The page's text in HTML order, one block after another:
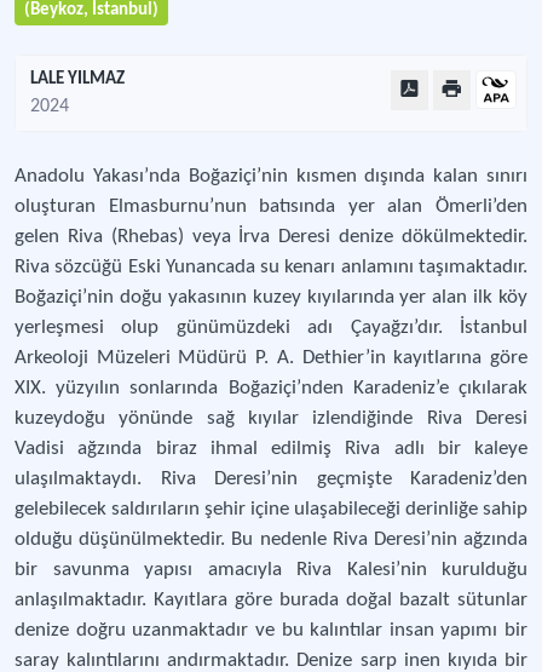
(Beykoz, İstanbul)
LALE YILMAZ
2024
Anadolu Yakası’nda Boğaziçi’nin kısmen dışında kalan sınırı
oluşturan Elmasburnu’nun batısında yer alan Ömerli’den
gelen Riva (Rhebas) veya İrva Deresi denize dökülmektedir.
Riva sözcüğü Eski Yunancada su kenarı anlamını taşımaktadır.
Boğaziçi’nin doğu yakasının kuzey kıyılarında yer alan ilk köy
yerleşmesi olup günümüzdeki adı Çayağzı’dır. İstanbul
Arkeoloji Müzeleri Müdürü P. A. Dethier’in kayıtlarına göre
XIX. yüzyılın sonlarında Boğaziçi’nden Karadeniz’e çıkılarak
kuzeydoğu yönünde sağ kıyılar izlendiğinde Riva Deresi
Vadisi ağzında biraz ihmal edilmiş Riva adlı bir kaleye
ulaşılmaktaydı. Riva Deresi’nin geçmişte Karadeniz’den
gelebilecek saldırıların şehir içine ulaşabileceği derinliğe sahip
olduğu düşünülmektedir. Bu nedenle Riva Deresi’nin ağzında
bir savunma yapısı amacıyla Riva Kalesi’nin kurulduğu
anlaşılmaktadır. Kayıtlara göre burada doğal bazalt sütunlar
denize doğru uzanmaktadır ve bu kalıntılar insan yapımı bir
saray kalıntılarını andırmaktadır. Denize sarp inen kıyıda bir